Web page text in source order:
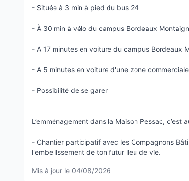
- Située à 3 min à pied du bus 24
- À 30 min à vélo du campus Bordeaux
- A 17 minutes en voiture du campus Bordeaux
- A 5 minutes en voiture d'une zone commerciale
- Possibilité de se garer
L’emménagement dans la Maison Pessac,
- Chantier participatif avec les Compagnons
l'embellissement de ton futur lieu de vie.
Mis à jour le 04/08/2026